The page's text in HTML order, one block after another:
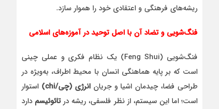
ریشه‌های فرهنگی و اعتقادی خود را هموار سازد.
فنگ‌شویی و تضاد آن با اصل توحید در آموزه‌های اسلامی
فنگ‌شویی (Feng Shui) یک نظام فکری و عملی چینی
است که بر پایه هماهنگی انسان با محیط اطراف، به‌ویژه در
طراحی فضا، چیدمان اشیا و جریانانرژی (چی/chi)
استوار
است؛ اما این سیستم، از نظر فلسفی، ریشه درتائوئیسم دارد